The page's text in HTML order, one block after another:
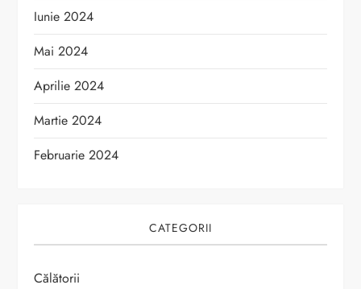
Iunie 2024
Mai 2024
Aprilie 2024
Martie 2024
Februarie 2024
CATEGORII
Călătorii